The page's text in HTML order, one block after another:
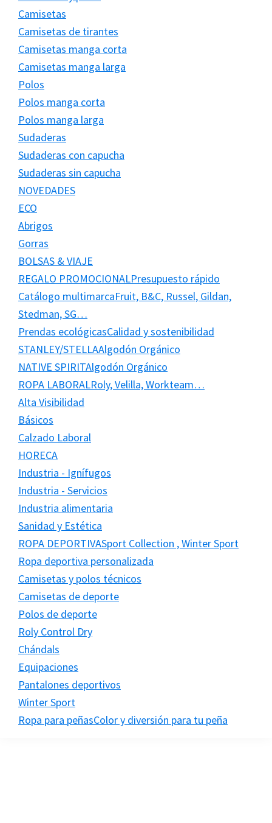
Camisetas
Camisetas de tirantes
Camisetas manga corta
Camisetas manga larga
Polos
Polos manga corta
Polos manga larga
Sudaderas
Sudaderas con capucha
Sudaderas sin capucha
NOVEDADES
ECO
Abrigos
Gorras
BOLSAS & VIAJE
REGALO PROMOCIONALPresupuesto rápido
Catálogo multimarcaFruit, B&C, Russel, Gildan,
Stedman, SG…
Prendas ecológicasCalidad y sostenibilidad
STANLEY/STELLAAlgodón Orgánico
NATIVE SPIRITAlgodón Orgánico
ROPA LABORALRoly, Velilla, Workteam…
Alta Visibilidad
Básicos
Calzado Laboral
HORECA
Industria - Ignífugos
Industria - Servicios
Industria alimentaria
Sanidad y Estética
ROPA DEPORTIVASport Collection , Winter Sport
Ropa deportiva personalizada
Camisetas y polos técnicos
Camisetas de deporte
Polos de deporte
Roly Control Dry
Chándals
Equipaciones
Pantalones deportivos
Winter Sport
Ropa para peñasColor y diversión para tu peña